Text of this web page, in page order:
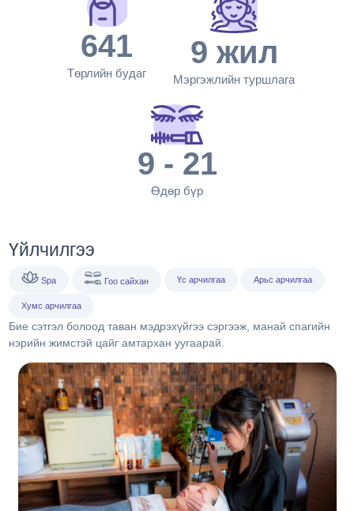
641
Төрлийн будаг
9 жил
Мэргэжлийн туршлага
9 - 21
Өдөр бүр
Үйлчилгээ
Spa Гоо сайхан Үс арчилгаа Арьс арчилгаа
Хумс арчилгаа
Бие сэтгэл болоод таван мэдрэхүйгээ сэргээж, манай спагийн
нэрийн жимстэй цайг амтархан уугаарай.